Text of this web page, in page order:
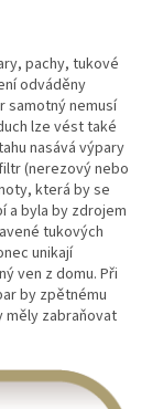
pachy, tukové
odváděny
samotný nemusí
lze vést také
nasává výpary
(nerezový nebo
která by se
a byla by zdrojem
tukových
unikají
ven z domu. Při
by zpětnému
měly zabraňovat